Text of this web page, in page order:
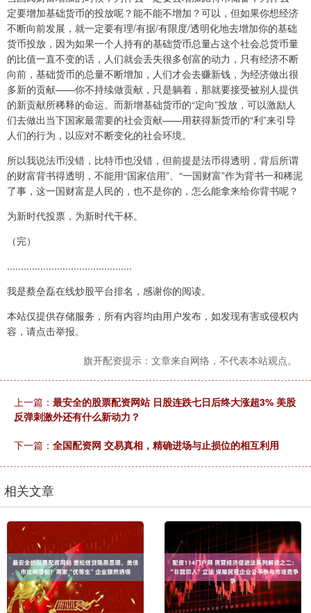
定要增加基础货币的投放呢？能不能不增加？可以，但如果你想经济
不断向前发展，就一定要有理/有据/有限度/透明化地去增加你的基础
货币投放，因为如果一个人持有的基础货币总量占这个社会总货币量
的比值一直不变的话，人们就会丢失很多创富的动力，只有经济不断
向前，基础货币的总量不断增加，人们才会去赚新钱，为经济做出很
多新的贡献——你不持续做贡献，只是躺着，那就要接受被别人提供
的新贡献所稀释的命运。而新增基础货币的“定向”投放，可以激励人
们去做出当下国家最需要的社会贡献——用获得新货币的“利”来引导
人们的行为，以应对不断变化的社会环境。
所以我说法币没错，比特币也没错，但前提是法币得透明，背后所谓
的财富背书得透明，不能用“国家信用”、“一国财富”作为背书一和稀泥
了事，这一国财富是人民的，也不是你的，怎么能拿来给你背书呢？
为新时代投票，为新时代干杯。
（完）
.............................................
我是蔡垒磊在线炒股平台排名，感谢你的阅读。
本站仅提供存储服务，所有内容均由用户发布，如发现有害或侵权内
容，请点击举报。
旗开配资提示：文章来自网络，不代表本站观点。
上一篇： 最安全的股票配资网站 日股连跌七日后终大涨超3% 美股
反弹刺激外还有什么新动力？
下一篇： 全国配资网 交易真相，精确进场与止损位的相互利用
相关文章